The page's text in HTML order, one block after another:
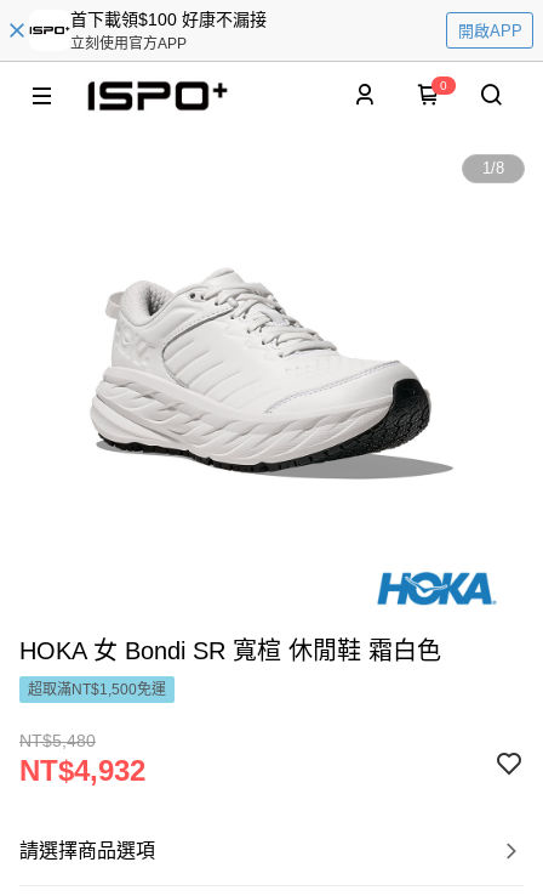
首下載領$100 好康不漏接
立刻使用官方APP
開啟APP
0
1/8
HOKA 女 Bondi SR 寬楦 休閒鞋 霜白色
超取滿NT$1,500免運
NT$5,480
NT$4,932
請選擇商品選項